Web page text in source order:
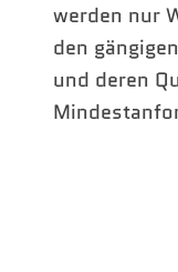
werden nur
den
und deren